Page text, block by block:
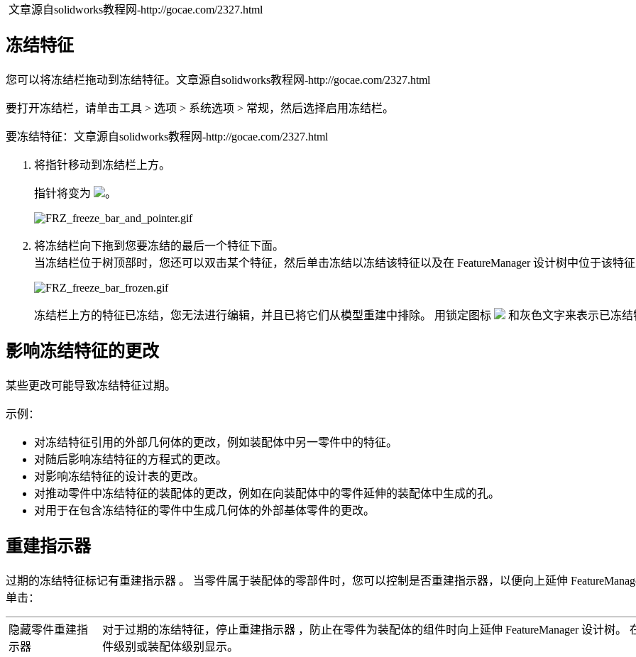
文章源自solidworks教程网-http://gocae.com/2327.html
冻结特征
您可以将冻结栏拖动到冻结特征。 文章源自solidworks教程网-http://gocae.com/2327.html
要打开冻结栏，请单击工具 > 选项 > 系统选项 > 常规，然后选择启用冻结栏。
要冻结特征： 文章源自solidworks教程网-http://gocae.com/2327.html
将指针移动到冻结栏上方。
指针将变为 。
将冻结栏向下拖到您要冻结的最后一个特征下面。
当冻结栏位于树顶部时，您还可以双击某个特征，然后单击冻结以冻结该特征以及在 FeatureManager 设计树中位于该特
冻结栏上方的特征已冻结，您无法进行编辑，并且已将它们从模型重建中排除。 用锁定图标 和灰色文字来表示已冻结
影响冻结特征的更改
某些更改可能导致冻结特征过期。
示例：
对冻结特征引用的外部几何体的更改，例如装配体中另一零件中的特征。
对随后影响冻结特征的方程式的更改。
对影响冻结特征的设计表的更改。
对推动零件中冻结特征的装配体的更改，例如在向装配体中的零件延伸的装配体中生成的孔。
对用于在包含冻结特征的零件中生成几何体的外部基体零件的更改。
重建指示器
过期的冻结特征标记有重建指示器 。 当零件属于装配体的零部件时，您可以控制是否重建指示器，以便向上延伸
单击：
隐藏零件重建指
示器
对于过期的冻结特征，停止重建指示器 ，防止在零件为装配体的组件时向上延伸 FeatureManager 设计树
件级别或装配体级别显示。